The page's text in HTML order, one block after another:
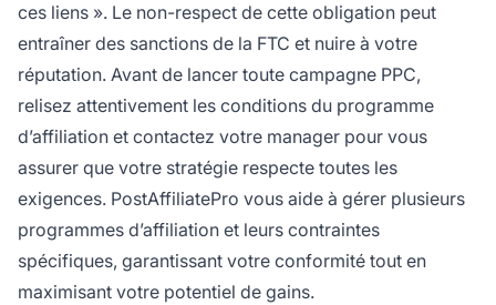
ces liens ». Le non-respect de cette obligation peut
entraîner des sanctions de la FTC et nuire à votre
réputation. Avant de lancer toute campagne PPC,
relisez attentivement les conditions du programme
d’affiliation et contactez votre manager pour vous
assurer que votre stratégie respecte toutes les
exigences. PostAffiliatePro vous aide à gérer plusieurs
programmes d’affiliation et leurs contraintes
spécifiques, garantissant votre conformité tout en
maximisant votre potentiel de gains.